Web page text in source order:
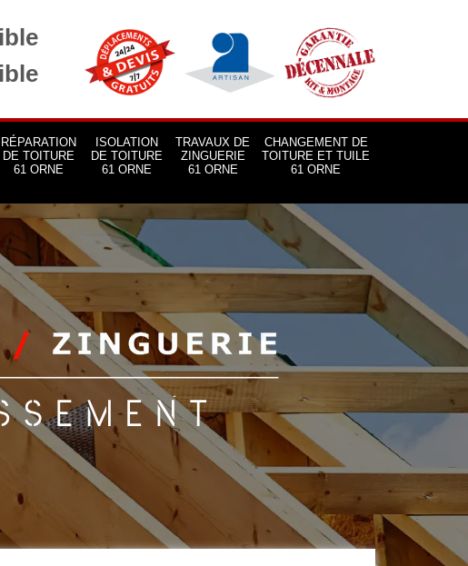
RÉPARATION
DE TOITURE
61 ORNE
ISOLATION
DE TOITURE
61 ORNE
TRAVAUX DE
ZINGUERIE
61 ORNE
CHANGEMENT DE
TOITURE ET TUILE
61 ORNE